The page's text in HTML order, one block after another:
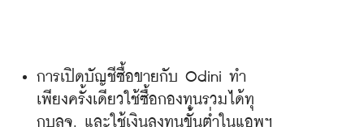
การเปิดบัญชีซื้อขายกับ Odini ทำ
เพียงครั้งเดียวใช้ซื้อกองทุนรวมได้ทุ
กบลจ. และใช้เงินลงทุนขั้นต่ำในแอพฯ